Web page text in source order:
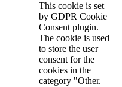
This cookie is set
by GDPR Cookie
Consent plugin.
The cookie is used
to store the user
consent for the
cookies in the
category "Other.